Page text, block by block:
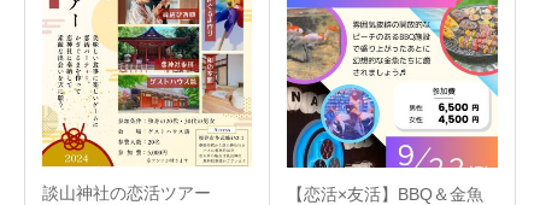
談山神社の恋活ツアー
【恋活×友活】BBQ＆金魚